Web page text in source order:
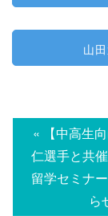
山
« 【中高生
仁選手と共
留学セミナ
ら